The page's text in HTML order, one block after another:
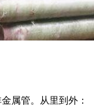
属管。从里到外：